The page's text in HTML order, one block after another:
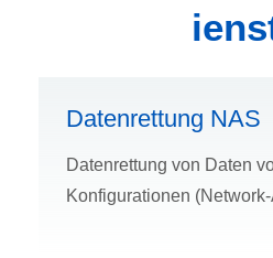
Datenrettung NAS
Datenrettung von Daten
Konfigurationen